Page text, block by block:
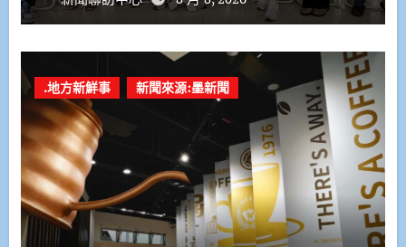
.地方新鮮事 新聞來源:墨新聞